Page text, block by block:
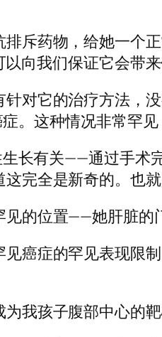
斥药物，给她一个
向我们保证它会带来
对它的治疗方法，
。这种情况非常罕
长有关——通过手术
完全是新奇的。也
的位置——她肝脏的
癌症的罕见表现限
我孩子腹部中心的靶